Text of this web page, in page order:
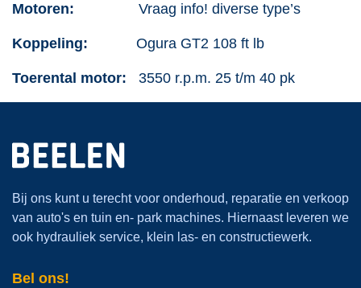
Motoren: Vraag info! diverse type’s
Koppeling: Ogura GT2 108 ft lb
Toerental motor: 3550 r.p.m. 25 t/m 40 pk
Bij ons kunt u terecht voor onderhoud, reparatie en verkoop
van auto's en tuin en- park machines. Hiernaast leveren we
ook hydrauliek service, klein las- en constructiewerk.
Bel ons!